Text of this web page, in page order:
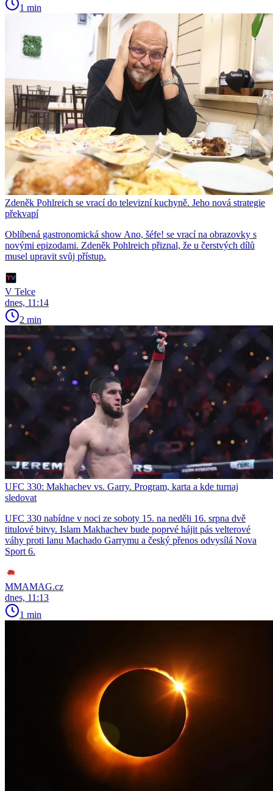
1 min
Zdeněk Pohlreich se vrací do televizní kuchyně. Jeho nová strategie
překvapí
Oblíbená gastronomická show Ano, šéfe! se vrací na obrazovky s
novými epizodami. Zdeněk Pohlreich přiznal, že u čerstvých dílů
musel upravit svůj přístup.
V Telce
dnes, 11:14
2 min
UFC 330: Makhachev vs. Garry. Program, karta a kde turnaj
sledovat
UFC 330 nabídne v noci ze soboty 15. na neděli 16. srpna dvě
titulové bitvy. Islam Makhachev bude poprvé hájit pás velterové
váhy proti Ianu Machado Garrymu a český přenos odvysílá Nova
Sport 6.
MMAMAG.cz
dnes, 11:13
1 min